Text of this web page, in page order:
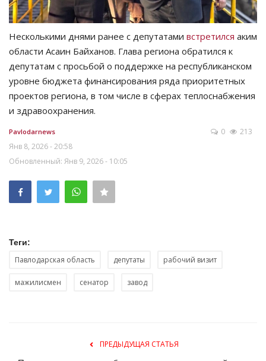
Несколькими днями ранее с депутатами встретился аким
области Асаин Байханов. Глава региона обратился к
депутатам с просьбой о поддержке на республиканском
уровне бюджета финансирования ряда приоритетных
проектов региона, в том числе в сферах теплоснабжения
и здравоохранения.
Pavlodarnews
Янв 8, 2026 - 20:58
Обновленный: Янв 9, 2026 - 10:05
0 213
Теги:
Павлодарская область депутаты рабочий визит
мажилисмен сенатор завод
ПРЕДЫДУЩАЯ СТАТЬЯ